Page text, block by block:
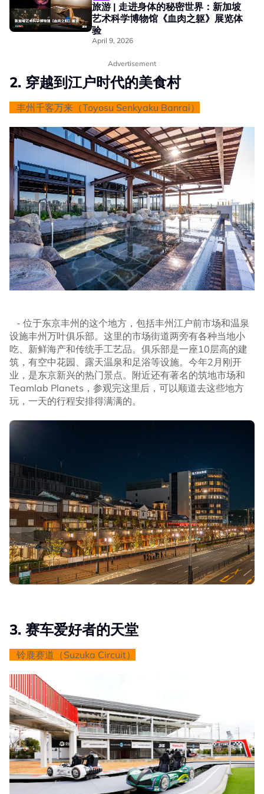
旅游 | 走进身体的秘密世界：新加坡
艺术科学博物馆《血肉之躯》展览体
验
April 9, 2026
Advertisement
2. 穿越到江户时代的美食村
丰州千客万来（Toyosu Senkyaku Banrai）
- 位于东京丰州的这个地方，包括丰州江户前市场和温泉
设施丰州万叶俱乐部。这里的市场街道两旁有各种当地小
吃、新鲜海产和传统手工艺品。俱乐部是一座10层高的建
筑，有空中花园、露天温泉和足浴等设施。今年2月刚开
业，是东京新兴的热门景点。附近还有著名的筑地市场和
Teamlab Planets，参观完这里后，可以顺道去这些地方
玩，一天的行程安排得满满的。
3. 赛车爱好者的天堂
铃鹿赛道（Suzuka Circuit）